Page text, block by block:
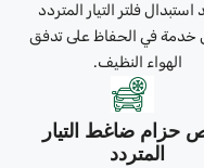
فلتر التيار المتردد
خدمة في الحفاظ على تدفق
الهواء النظيف.
حزام ضاغط التيار
المتردد